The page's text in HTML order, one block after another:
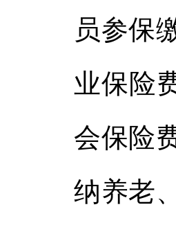
员参保
业保险
会保险
纳养老